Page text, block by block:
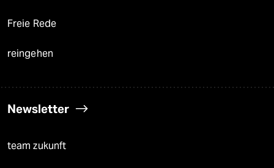
Freie Rede
reingehen
Newsletter
team zukunft